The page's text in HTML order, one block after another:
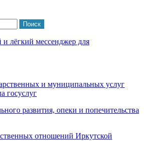
мессенджер для
и муниципальных услуг
госуслуг
развития, опеки и попечительства
отношений Иркутской